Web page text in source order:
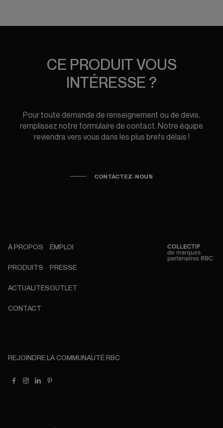
CE PRODUIT VOUS
INTÉRESSE ?
Pour toute demande de renseignement ou de devis,
remplissez notre formulaire de contact. Notre équipe
reviendra vers vous dans les plus brefs délais !
CONTACTEZ-NOUS
À PROPOS
PRODUITS
ACTUALITÉS
CONTACT
EMPLOI
PRESSE
OUTLET
REJOINDRE LA COMMUNAUTÉ RBC